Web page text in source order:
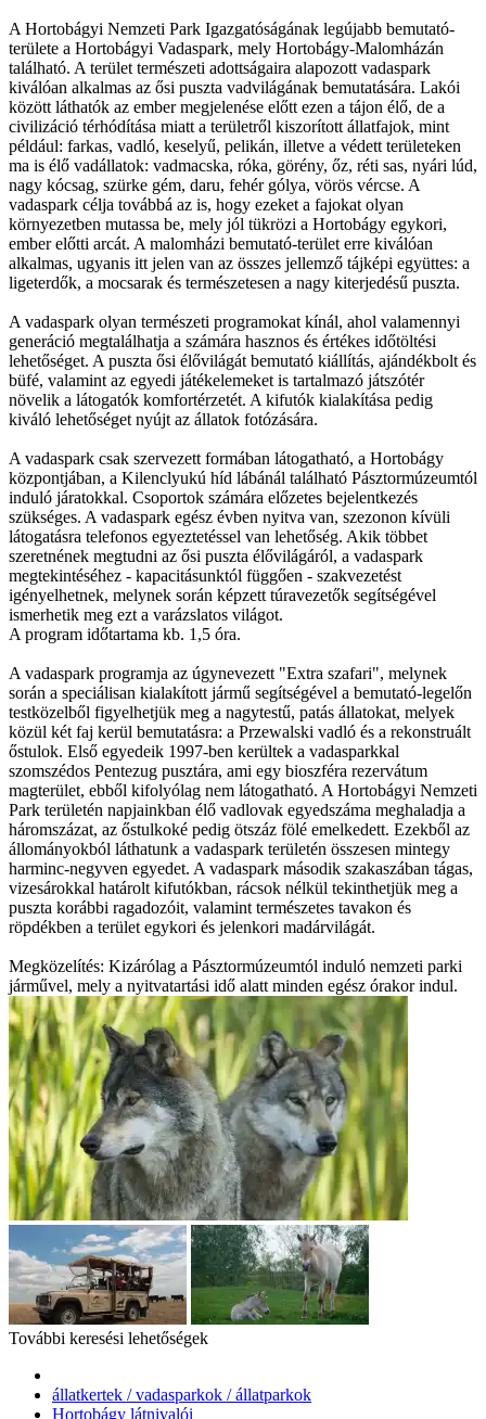
A Hortobágyi Nemzeti Park Igazgatóságának legújabb bemutató-
területe a Hortobágyi Vadaspark, mely Hortobágy-Malomházán
található. A terület természeti adottságaira alapozott vadaspark
kiválóan alkalmas az ősi puszta vadvilágának bemutatására. Lakói
között láthatók az ember megjelenése előtt ezen a tájon élő, de a
civilizáció térhódítása miatt a területről kiszorított állatfajok, mint
például: farkas, vadló, keselyű, pelikán, illetve a védett területeken
ma is élő vadállatok: vadmacska, róka, görény, őz, réti sas, nyári lúd,
nagy kócsag, szürke gém, daru, fehér gólya, vörös vércse. A
vadaspark célja továbbá az is, hogy ezeket a fajokat olyan
környezetben mutassa be, mely jól tükrözi a Hortobágy egykori,
ember előtti arcát. A malomházi bemutató-terület erre kiválóan
alkalmas, ugyanis itt jelen van az összes jellemző tájképi együttes: a
ligeterdők, a mocsarak és természetesen a nagy kiterjedésű puszta.
A vadaspark olyan természeti programokat kínál, ahol valamennyi
generáció megtalálhatja a számára hasznos és értékes időtöltési
lehetőséget. A puszta ősi élővilágát bemutató kiállítás, ajándékbolt és
büfé, valamint az egyedi játékelemeket is tartalmazó játszótér
növelik a látogatók komfortérzetét. A kifutók kialakítása pedig
kiváló lehetőséget nyújt az állatok fotózására.
A vadaspark csak szervezett formában látogatható, a Hortobágy
központjában, a Kilenclyukú híd lábánál található Pásztormúzeumtól
induló járatokkal. Csoportok számára előzetes bejelentkezés
szükséges. A vadaspark egész évben nyitva van, szezonon kívüli
látogatásra telefonos egyeztetéssel van lehetőség. Akik többet
szeretnének megtudni az ősi puszta élővilágáról, a vadaspark
megtekintéséhez - kapacitásunktól függően - szakvezetést
igényelhetnek, melynek során képzett túravezetők segítségével
ismerhetik meg ezt a varázslatos világot.
A program időtartama kb. 1,5 óra.
A vadaspark programja az úgynevezett "Extra szafari", melynek
során a speciálisan kialakított jármű segítségével a bemutató-legelőn
testközelből figyelhetjük meg a nagytestű, patás állatokat, melyek
közül két faj kerül bemutatásra: a Przewalski vadló és a rekonstruált
őstulok. Első egyedeik 1997-ben kerültek a vadasparkkal
szomszédos Pentezug pusztára, ami egy bioszféra rezervátum
magterület, ebből kifolyólag nem látogatható. A Hortobágyi Nemzeti
Park területén napjainkban élő vadlovak egyedszáma meghaladja a
háromszázat, az őstulkoké pedig ötszáz fölé emelkedett. Ezekből az
állományokból láthatunk a vadaspark területén összesen mintegy
harminc-negyven egyedet. A vadaspark második szakaszában tágas,
vizesárokkal határolt kifutókban, rácsok nélkül tekinthetjük meg a
puszta korábbi ragadozóit, valamint természetes tavakon és
röpdékben a terület egykori és jelenkori madárvilágát.
Megközelítés: Kizárólag a Pásztormúzeumtól induló nemzeti parki
járművel, mely a nyitvatartási idő alatt minden egész órakor indul.
További keresési lehetőségek
állatkertek / vadasparkok / állatparkok
Hortobágy látnivalói